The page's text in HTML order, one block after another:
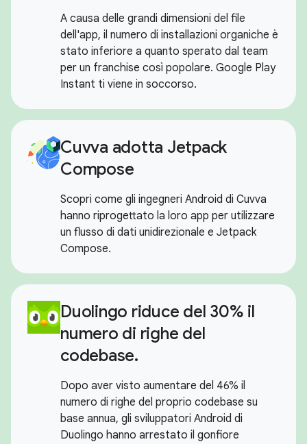
A causa delle grandi dimensioni del file
dell'app, il numero di installazioni organiche è
stato inferiore a quanto sperato dal team
per un franchise così popolare. Google Play
Instant ti viene in soccorso.
Cuvva adotta Jetpack
Compose
Scopri come gli ingegneri Android di Cuvva
hanno riprogettato la loro app per utilizzare
un flusso di dati unidirezionale e Jetpack
Compose.
Duolingo riduce del 30% il
numero di righe del
codebase.
Dopo aver visto aumentare del 46% il
numero di righe del proprio codebase su
base annua, gli sviluppatori Android di
Duolingo hanno arrestato il gonfiore